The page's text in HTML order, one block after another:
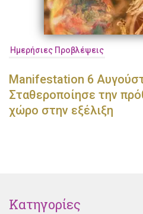
Ημερήσιες Προβλέψεις
Manifestation 6
Σταθεροποίησε την
χώρο στην εξέλιξη
Κατηγορίες